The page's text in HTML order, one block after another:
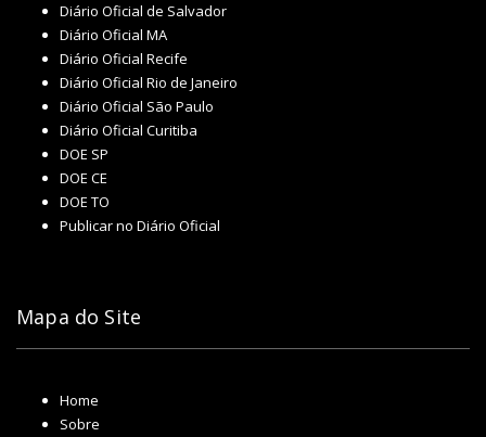
Diário Oficial de Salvador
Diário Oficial MA
Diário Oficial Recife
Diário Oficial Rio de Janeiro
Diário Oficial São Paulo
Diário Oficial Curitiba
DOE SP
DOE CE
DOE TO
Publicar no Diário Oficial
Mapa do Site
Home
Sobre